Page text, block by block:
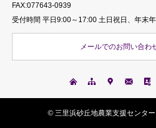
FAX:077643-0939
受付時間 平日9:00～17:00 土日祝日、年末
メールでのお問い合わ
© 三里浜砂丘地農業支援センタ